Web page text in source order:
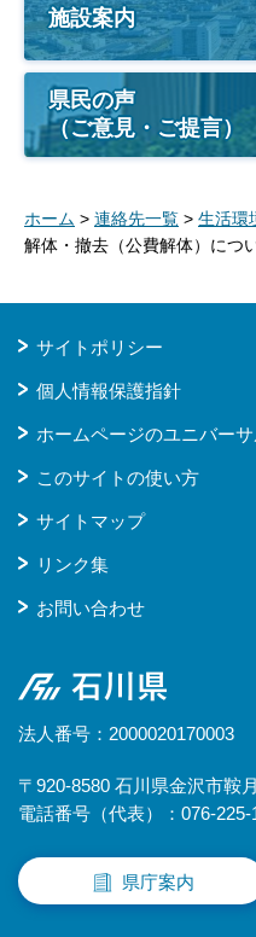
施設案内
県民の声
（ご意見・ご提言）
ホーム > 連絡先一覧 > 生活環
解体・撤去（公費解体）につ
サイトポリシー
個人情報保護指針
ホームページのユニバー
このサイトの使い方
サイトマップ
リンク集
お問い合わせ
石川県
法人番号：2000020170003
〒920-8580 石川県金沢市鞍
電話番号（代表）：076-225-
県庁案内